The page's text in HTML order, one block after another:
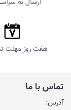
ارسال به
هفت روز مهلت
تماس با ما
آدرس: